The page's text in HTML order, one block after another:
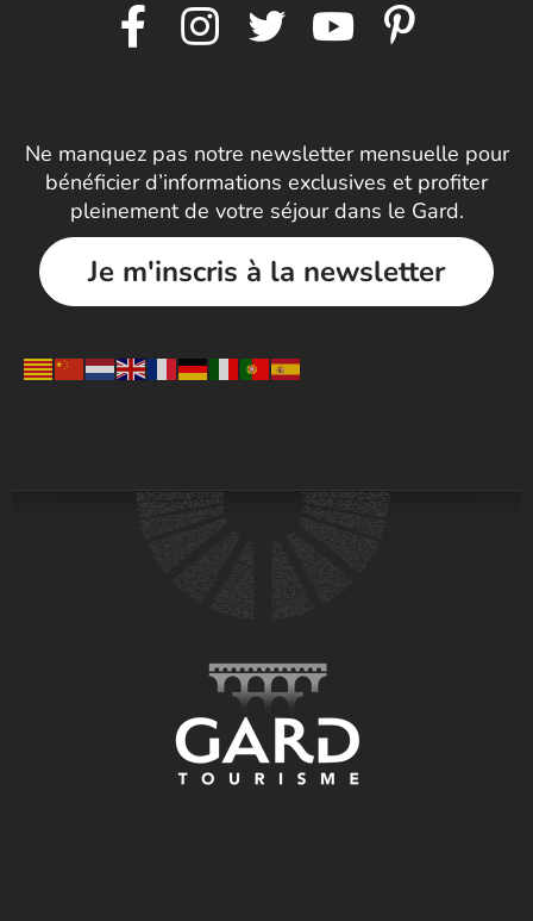
Ne manquez pas notre newsletter mensuelle pour
bénéficier d’informations exclusives et profiter
pleinement de votre séjour dans le Gard.
Je m'inscris à la newsletter